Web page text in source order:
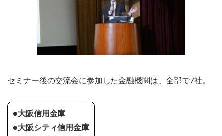
セミナー後の交流会に参加した金融機関は、全部で7社。
●大阪信用金庫
●大阪シティ信用金庫